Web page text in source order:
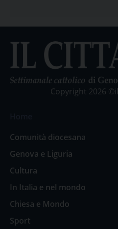
Copyright 2026
Comunità diocesana
Genova e Liguria
Cultura
In Italia e nel mondo
Chiesa e Mondo
Sport